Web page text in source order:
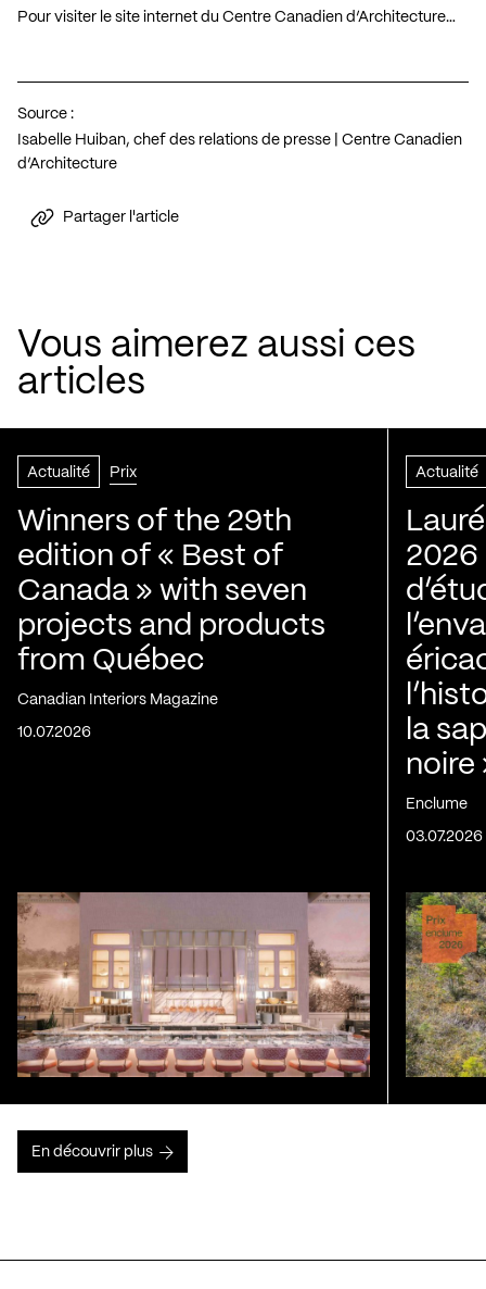
Pour visiter le site internet du Centre Canadien d’Architecture…
Source :
Isabelle Huiban, chef des relations de presse | Centre Canadien
d’Architecture
Partager l'article
Vous aimerez aussi ces
articles
Actualité Prix
Winners of the 29th
edition of « Best of
Canada » with seven
projects and products
from Québec
Canadian Interiors Magazine
10.07.2026
Actualité
2026
la
noire
Enclume
03.07.2026
En découvrir plus